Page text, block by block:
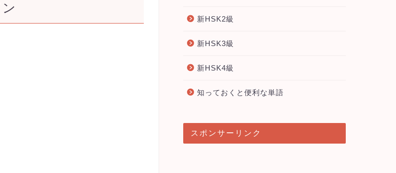
新HSK2級
新HSK3級
新HSK4級
知っておくと便利な単語
スポンサーリンク